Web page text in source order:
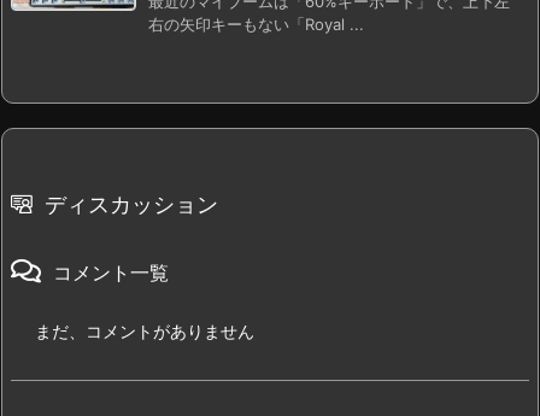
右の矢印キーもない「Royal ...
ディスカッション
コメント一覧
まだ、コメントがありません